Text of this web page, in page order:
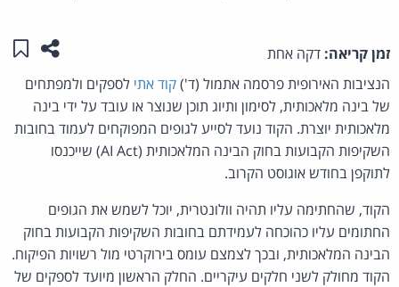
זמן קריאה: דקה אחת שתפו
הנציבות האירופית פרסמה אתמול (ד')קוד אתי לספקים ולמפתחים
של בינה מלאכותית, לסימון ותיוג תוכן שנוצר או עובד על ידי בינה
מלאכותית יוצרת. הקוד נועד לסייע לגופים המפוקחים לעמוד בחובות
השקיפות הקבועות בחוק הבינה המלאכותית (AI Act) שייכנסו
לתוקפן בחודש אוגוסט הקרוב.
הקוד, שהחתימה עליו תהיה וולונטרית, יוכל לשמש את הגופים
החתומים עליו כהוכחה לעמידתם בחובות השקיפות הקבועות בחוק
הבינה המלאכותית, ובכך לצמצם עומס בירוקרטי מול רשויות הפיקוח.
הקוד מחולק לשני חלקים עיקריים. החלק הראשון מיועד לספקים של